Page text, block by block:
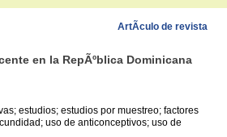
ArtÃ­culo de revista
en la RepÃºblica Dominicana
estudios; estudios por muestreo; factores
uso de anticonceptivos; uso de